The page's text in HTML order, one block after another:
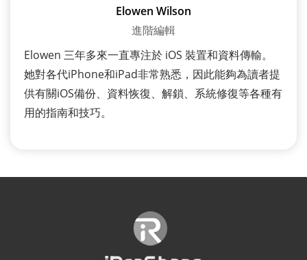
Elowen Wilson
進階編輯
Elowen 三年多來一直專注於 iOS 裝置和資料傳輸。
她對各代iPhone和iPad非常熟悉，因此能夠為讀者提
供有關iOS備份、資料恢復、解鎖、系統修復等各種有
用的指南和技巧。